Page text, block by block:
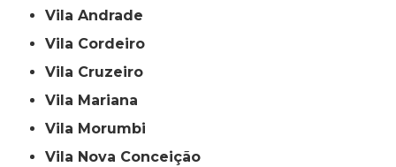
Vila Andrade
Vila Cordeiro
Vila Cruzeiro
Vila Mariana
Vila Morumbi
Vila Nova Conceição